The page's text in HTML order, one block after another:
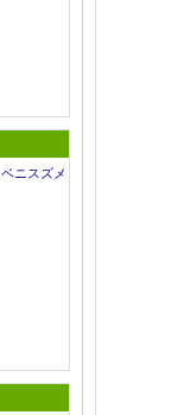
ベニスズメ